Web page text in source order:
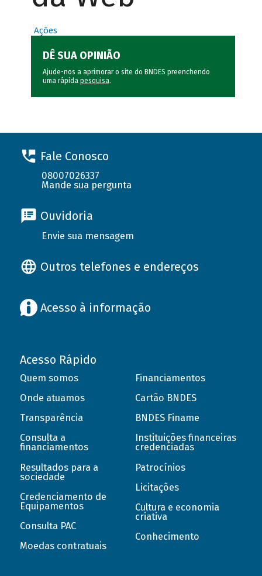
Ações
DÊ SUA OPINIÃO
Ajude-nos a aprimorar o site do BNDES preenchendo
uma rápida pesquisa.
Fale Conosco
08007026337
Mande sua pergunta
Ouvidoria
Envie sua mensagem
Outros telefones e endereços
Acesso à informação
Acesso Rápido
Quem somos
Onde atuamos
Transparência
Consulta a
financiamentos
Resultados para a
sociedade
Credenciamento de
Equipamentos
Consulta PAC
Moedas contratuais
Financiamentos
Cartão BNDES
BNDES Finame
Instituições financeiras
credenciadas
Patrocínios
Licitações
Cultura e economia
criativa
Conhecimento